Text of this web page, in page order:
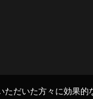
だいた方々に効果的